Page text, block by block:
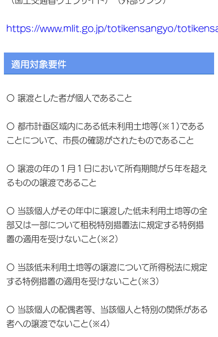
https://www.mlit.go.jp/totikensangyo/
適用対象要件
〇 譲渡とした者が個人であること
〇 都市計画区域内にある低未利用土地等(※1)である
ことについて、市長の確認がされたものであること
〇 譲渡の年の１月１日において所有期間が５年を超え
るものの譲渡であること
〇 当該個人がその年中に譲渡した低未利用土地等の全
部又は一部について租税特別措置法に規定する特例措
置の適用を受けないこと(※2）
〇 当該低未利用土地等の譲渡について所得税法に規定
する特例措置の適用を受けないこと(※3）
〇 当該個人の配偶者等、当該個人と特別の関係がある
者への譲渡でないこと(※4）